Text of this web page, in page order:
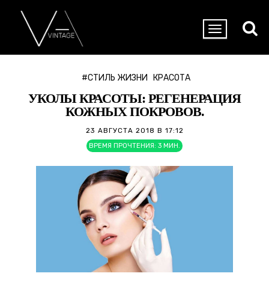
#СТИЛЬ ЖИЗНИ КРАСОТА
УКОЛЫ КРАСОТЫ: РЕГЕНЕРАЦИЯ
КОЖНЫХ ПОКРОВОВ.
23 АВГУСТА 2018 В 17:12
ВРЕМЯ ПРОЧТЕНИЯ: 3 МИН.